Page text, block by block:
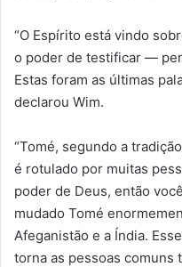
“O Espírito está vindo
o poder de testificar —
Estas foram as últimas
declarou Wim.
“Tomé, segundo a
é rotulado por muitas
poder de Deus, então
mudado Tomé
Afeganistão e a Índia.
torna as pessoas comuns